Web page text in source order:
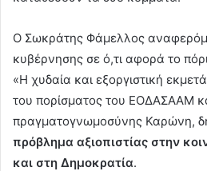
Ο Σωκράτης Φάμελλος
κυβέρνησης σε ό,τι αφορά το
«Η χυδαία και εξοργιστική
του πορίσματος του ΕΟΔΑΣΑΑΜ
πραγματογνωμοσύνης Καρώνη,
πρόβλημα αξιοπιστίας στην
και στη Δημοκρατία.